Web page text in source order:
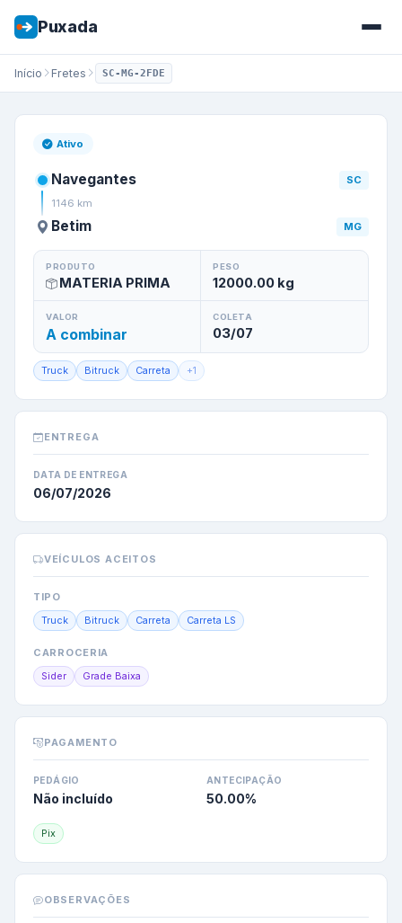
Puxada
Início Fretes SC-MG-2FDE
Frete de
Ativo
Navegantes
SC
1146 km
Betim MG
PRODUTO
MATERIA PRIMA
PESO
12000.00 kg
VALOR
A combinar
COLETA
03/07
Truck Bitruck Carreta +1
ENTREGA
DATA DE ENTREGA
06/07/2026
VEÍCULOS ACEITOS
TIPO
Truck Bitruck Carreta Carreta LS
CARROCERIA
Sider Grade Baixa
PAGAMENTO
PEDÁGIO
Não incluído
ANTECIPAÇÃO
50.00%
Pix
OBSERVAÇÕES